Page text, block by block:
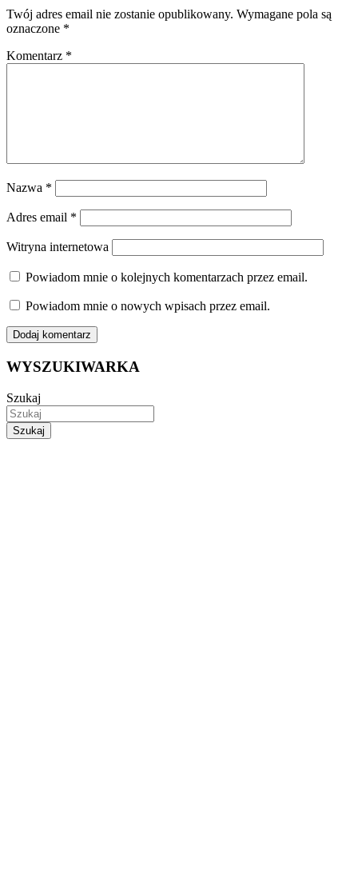
Twój adres email nie zostanie opublikowany. Wymagane pola są
oznaczone *
Komentarz *
Nazwa *
Adres email *
Witryna internetowa
Powiadom mnie o kolejnych komentarzach przez email.
Powiadom mnie o nowych wpisach przez email.
WYSZUKIWARKA
Szukaj
Szukaj